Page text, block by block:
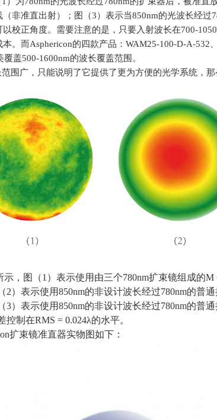
非准直出射）；图（3）表示当850nm的光波长经过
以校正角度。需要注意的是，只要入射波长在700-
。而Asphericon的四款产品： WAM25-100-D-A-532
覆盖500-1600nm的波长覆盖范围。
围广，只能说明了它提供了更为方便的光学系统，那
示，图（1 ）表示使用由三个780nm扩束镜组成的M
2）表示使用850nm的非设计波长经过780nm的普
3）表示使用850nm的非设计波长经过780nm的普
控制在RMS = 0.024λ的水平。
扩束镜准直器实物图如下：